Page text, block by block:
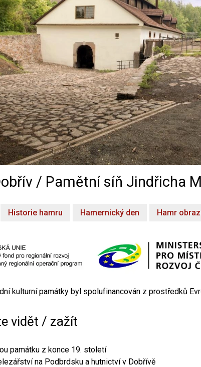
/ Pamětní síň Jindřicha
Historie hamru Hamernický den Hamr
kulturní památky byl spolufinancován z prostředků
vidět / zažít
památku z konce 19. století
na Podbrdsku a hutnictví v Dobřívě